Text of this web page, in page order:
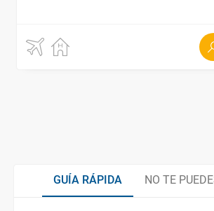
GUÍA RÁPIDA NO TE